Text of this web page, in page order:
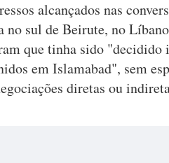
alcançados nas
sul de Beirute, no
que tinha sido
em Islamabad", sem
diretas ou